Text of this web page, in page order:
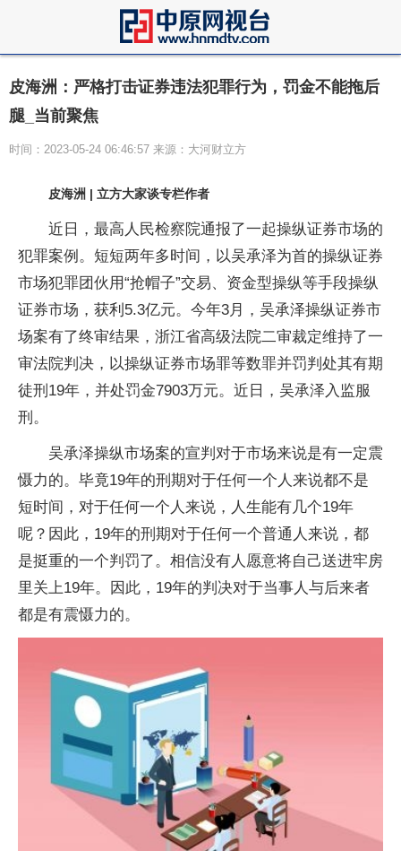
皮海洲：严格打击证券违法犯罪行为，罚金不能拖后
腿_当前聚焦
时间：2023-05-24 06:46:57 来源：大河财立方
皮海洲 | 立方大家谈专栏作者
近日，最高人民检察院通报了一起操纵证券市场的
犯罪案例。短短两年多时间，以吴承泽为首的操纵证券
市场犯罪团伙用“抢帽子”交易、资金型操纵等手段操纵
证券市场，获利5.3亿元。今年3月，吴承泽操纵证券市
场案有了终审结果，浙江省高级法院二审裁定维持了一
审法院判决，以操纵证券市场罪等数罪并罚判处其有期
徒刑19年，并处罚金7903万元。近日，吴承泽入监服
刑。
吴承泽操纵市场案的宣判对于市场来说是有一定震
慑力的。毕竟19年的刑期对于任何一个人来说都不是
短时间，对于任何一个人来说，人生能有几个19年
呢？因此，19年的刑期对于任何一个普通人来说，都
是挺重的一个判罚了。相信没有人愿意将自己送进牢房
里关上19年。因此，19年的判决对于当事人与后来者
都是有震慑力的。